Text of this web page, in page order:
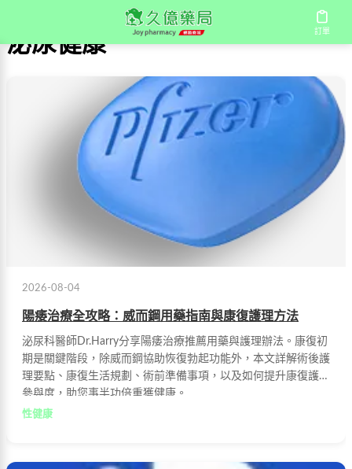
訂單
泌尿健康
2026-08-04
陽痿治療全攻略：威而鋼用藥指南與康復護理方法
泌尿科醫師Dr.Harry分享陽痿治療推薦用藥與護理辦法。康復初
期是關鍵階段，除威而鋼協助恢復勃起功能外，本文詳解術後護
理要點、康復生活規劃、術前準備事項，以及如何提升康復護理
參與度，助您事半功倍重獲健康。
性健康